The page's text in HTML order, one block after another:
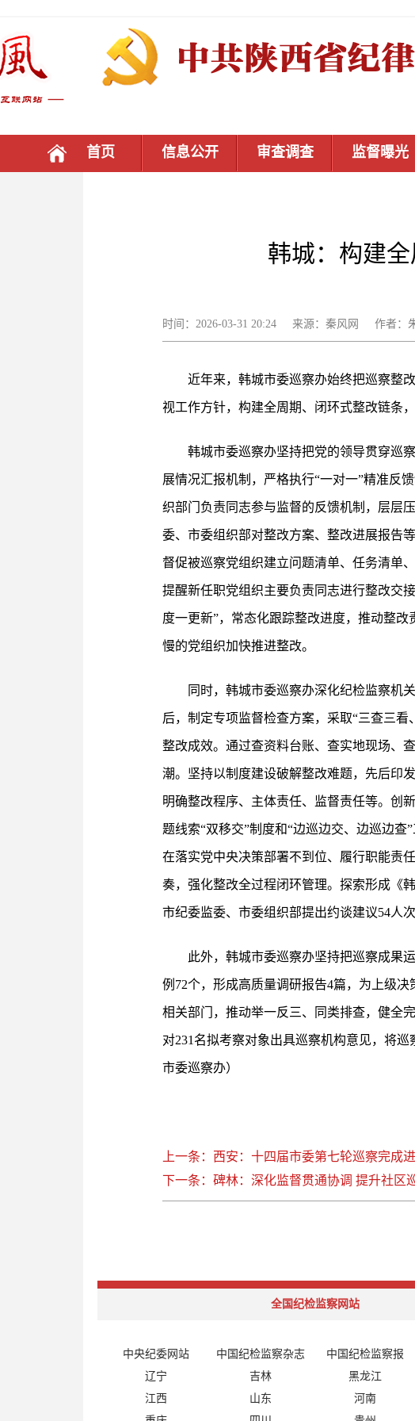
首页 信息公开 审查调查 监督曝光
韩城：构建
时间：2026-03-31 20:24 来源：秦风网 作者：
近年来，韩城市委巡察办始终把巡察整
视工作方针，构建全周期、闭环式整改链条
韩城市委巡察办坚持把党的领导贯穿巡
展情况汇报机制，严格执行“一对一”精准反
织部门负责同志参与监督的反馈机制，层层
委、市委组织部对整改方案、整改进展报告
督促被巡察党组织建立问题清单、任务清单
提醒新任职党组织主要负责同志进行整改交
度一更新”，常态化跟踪整改进度，推动整
慢的党组织加快推进整改。
同时，韩城市委巡察办深化纪检监察机
后，制定专项监督检查方案，采取“三查三
整改成效。通过查资料台账、查实地现场、
潮。坚持以制度建设破解整改难题，先后印
明确整改程序、主体责任、监督责任等。创
题线索“双移交”制度和“边巡边交、边巡边
在落实党中央决策部署不到位、履行职能责
奏，强化整改全过程闭环管理。探索形成《
市纪委监委、市委组织部提出约谈建议54人
此外，韩城市委巡察办坚持把巡察成果
例72个，形成高质量调研报告4篇，为上级
相关部门，推动举一反三、同类排查，健全
对231名拟考察对象出具巡察机构意见，将
市委巡察办）
上一条：西安：十四届市委第七轮巡察完成
下一条：碑林：深化监督贯通协调 提升社区
全国纪检监察网站
中央纪委网站 中国纪检监察杂志 中国纪检监察报
辽宁
吉林 黑龙江
江西
山东 河南